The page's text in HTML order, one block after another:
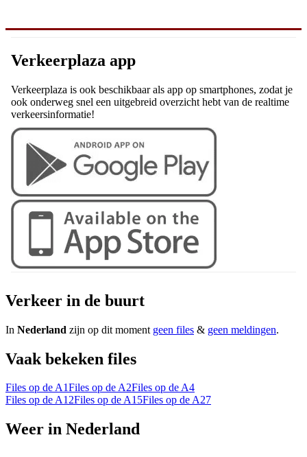
Verkeerplaza app
Verkeerplaza is ook beschikbaar als app op smartphones, zodat je
ook onderweg snel een uitgebreid overzicht hebt van de realtime
verkeersinformatie!
Verkeer in de buurt
In Nederland zijn op dit moment geen files & geen meldingen.
Vaak bekeken files
Files op de A1Files op de A2Files op de A4
Files op de A12Files op de A15Files op de A27
Weer in Nederland